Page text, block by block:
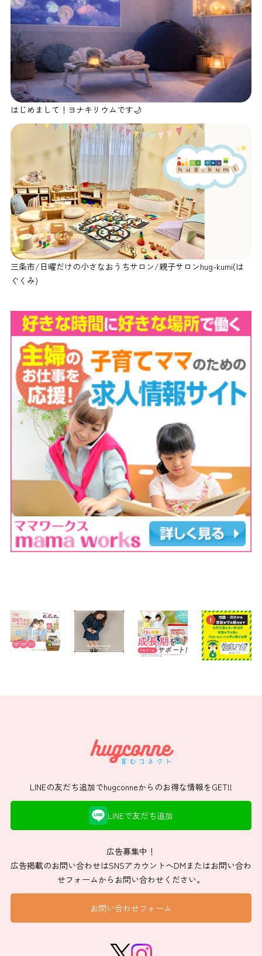
はじめまして！ヨナキリウムです🌙
三条市/日曜だけの小さなおうちサロン/親子サロンhug-kumi(は
ぐくみ)
LINEの友だち追加でhugconneからのお得な情報をGET!!
LINEで友だち追加
広告募集中！
広告掲載のお問い合わせはSNSアカウントへDMまたはお問い合わ
せフォームからお問い合わせください。
お問い合わせフォーム